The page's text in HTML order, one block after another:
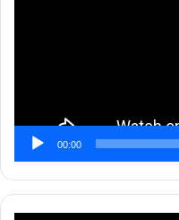
00:00